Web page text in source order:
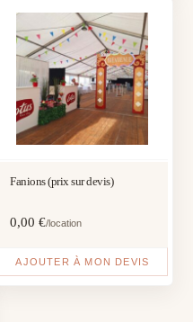
Fanions (prix sur devis)
0,00 €/location
AJOUTER À MON DEVIS